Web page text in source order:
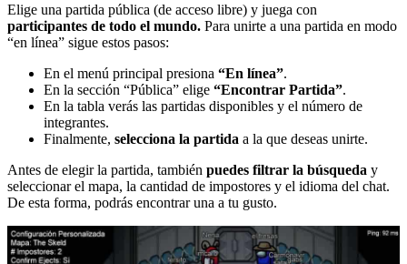
Elige una partida pública (de acceso libre) y juega con
participantes de todo el mundo. Para unirte a una partida en modo
“en línea” sigue estos pasos:
En el menú principal presiona “En línea”.
En la sección “Pública” elige “Encontrar Partida”.
En la tabla verás las partidas disponibles y el número de
integrantes.
Finalmente, selecciona la partida a la que deseas unirte.
Antes de elegir la partida, también puedes filtrar la búsqueda y
seleccionar el mapa, la cantidad de impostores y el idioma del chat.
De esta forma, podrás encontrar una a tu gusto.